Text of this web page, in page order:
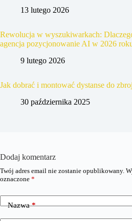
13 lutego 2026
Rewolucja w wyszukiwarkach:
agencja pozycjonowanie AI w 2026
9 lutego 2026
Jak dobrać i montować dystanse do
30 października 2025
Dodaj komentarz
Twój adres email nie zostanie opublikowany.
oznaczone *
Nazwa*